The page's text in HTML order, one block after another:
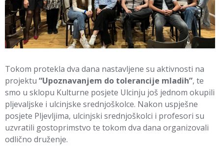
Tokom protekla dva dana nastavljene su aktivnosti na
projektu “Upoznavanjem do tolerancije mladih”, te
smo u sklopu Kulturne posjete Ulcinju još jednom okupili
pljevaljske i ulcinjske srednjoškolce. Nakon uspješne
posjete Pljevljima, ulcinjski srednjoškolci i profesori su
uzvratili gostoprimstvo te tokom dva dana organizovali
odlično druženje.